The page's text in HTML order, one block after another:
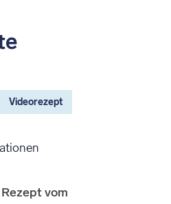
Videorezept
Rezept vom